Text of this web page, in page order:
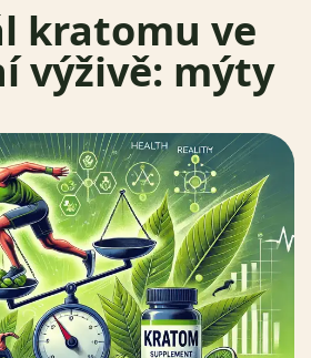
kratomu ve
výživě: mýty